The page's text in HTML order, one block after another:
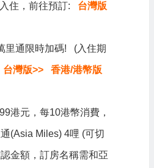
住，前往預訂: 台灣版
里通限時加碼! (入住期
台灣版>> 香港/港幣版
港元，每10港幣消費，
(Asia Miles) 4哩 (可切
金額，訂房名稱需和亞